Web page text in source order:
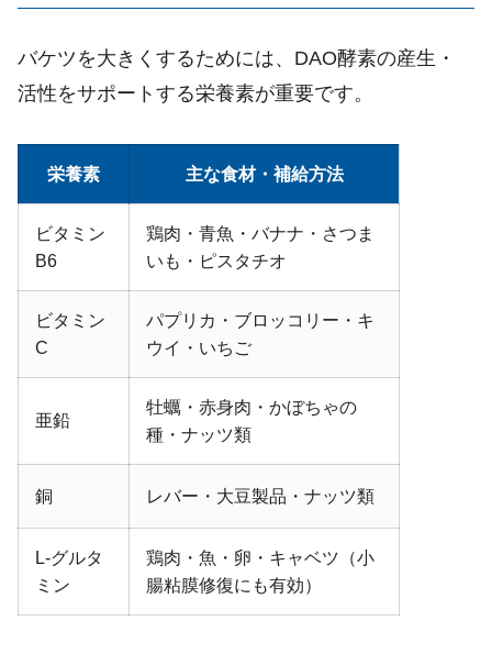
バケツを大きくするためには、 DAO酵素の産生・
活性をサポートする栄養素が重要です。
栄養素 主な食材・補給方法
ビタミン
B6
鶏肉・青魚・バナナ・さつま
いも・ピスタチオ
ビタミン
C
パプリカ・ブロッコリー・キ
ウイ・いちご
亜鉛
牡蠣・赤身肉・かぼちゃの
種・ナッツ類
銅 レバー・大豆製品・ナッツ類
L-グルタ
ミン
鶏肉・魚・卵・キャベツ（小
腸粘膜修復にも有効）